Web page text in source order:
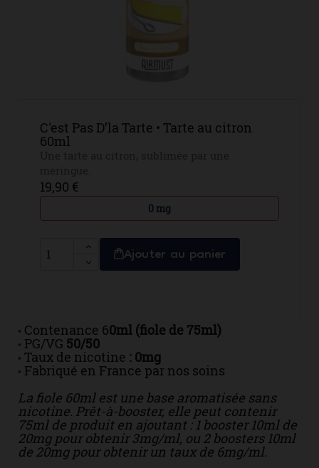
C'est Pas D’la Tarte • Tarte au citron
60ml
19,90 €
0 mg
Ajouter au panier
• Contenance 60ml (fiole de 75ml)
• PG/VG 50/50
• Taux de nicotine : 0mg
• Fabriqué en France par nos soins
La fiole 60ml est une base aromatisée sans
nicotine. Prêt-à-booster, elle peut contenir
75ml de produit en ajoutant : 1 booster 10ml de
20mg pour obtenir 3mg/ml, ou 2 boosters 10ml
de 20mg pour obtenir un taux de 6mg/ml.